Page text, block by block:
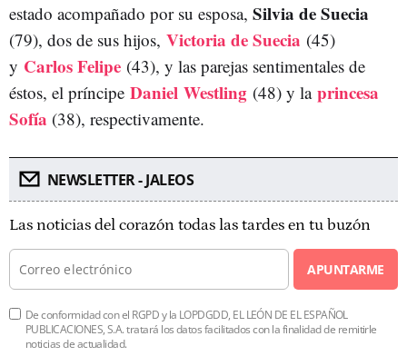
estado acompañado por su esposa, Silvia de Suecia
(79), dos de sus hijos, Victoria de Suecia (45)
y Carlos Felipe (43), y las parejas sentimentales de
éstos, el príncipe Daniel Westling (48) y la princesa
Sofía (38), respectivamente.
NEWSLETTER - JALEOS
Las noticias del corazón todas las tardes en tu buzón
APUNTARME
De conformidad con el RGPD y la LOPDGDD, EL LEÓN DE EL ESPAÑOL
PUBLICACIONES, S.A. tratará los datos facilitados con la finalidad de remitirle
noticias de actualidad.